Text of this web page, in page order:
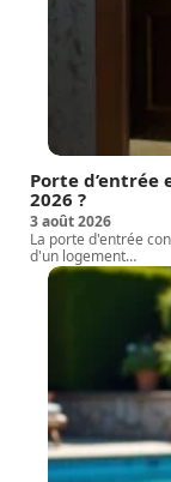
Porte d’entrée
2026 ?
3 août 2026
La porte d'entrée
d'un logement…